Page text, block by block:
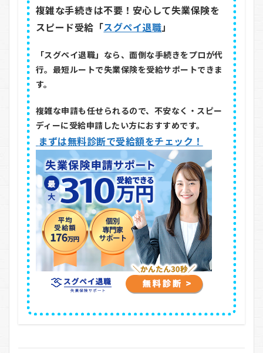
複雑な手続きは不要！安心して失業保険を
スピード受給「スグペイ退職」
「スグペイ退職」なら、面倒な手続きをプロが代
行。最短ルートで失業保険を受給サポートできま
す。
複雑な申請も任せられるので、不安なく・スピー
ディーに受給申請したい方におすすめです。
まずは無料診断で受給額をチェック！